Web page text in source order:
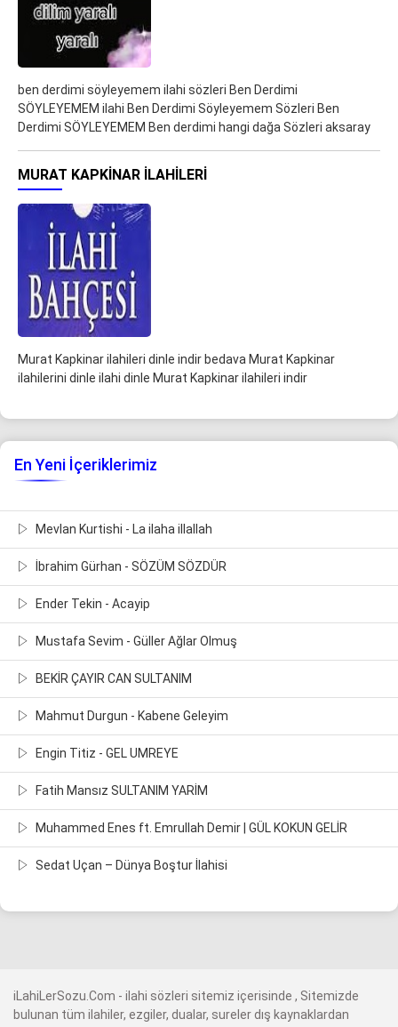
ben derdimi söyleyemem ilahi sözleri Ben Derdimi
SÖYLEYEMEM ilahi Ben Derdimi Söyleyemem Sözleri Ben
Derdimi SÖYLEYEMEM Ben derdimi hangi dağa Sözleri aksaray
MURAT KAPKINAR ILAHILERI
Murat Kapkinar ilahileri dinle indir bedava Murat Kapkinar
ilahilerini dinle ilahi dinle Murat Kapkinar ilahileri indir
En Yeni İçeriklerimiz
Mevlan Kurtishi - La ilaha illallah
İbrahim Gürhan - SÖZÜM SÖZDÜR
Ender Tekin - Acayip
Mustafa Sevim - Güller Ağlar Olmuş
BEKİR ÇAYIR CAN SULTANIM
Mahmut Durgun - Kabene Geleyim
Engin Titiz - GEL UMREYE
Fatih Mansız SULTANIM YARİM
Muhammed Enes ft. Emrullah Demir | GÜL KOKUN GELİR
Sedat Uçan – Dünya Boştur İlahisi
iLahiLerSozu.Com - ilahi sözleri sitemiz içerisinde , Sitemizde
bulunan tüm ilahiler, ezgiler, dualar, sureler dış kaynaklardan